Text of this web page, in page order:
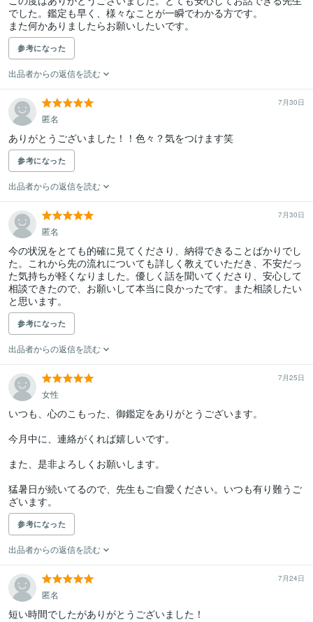
でした。鑑定も早く、様々なことが一瞬でわかる方です。
また何かありましたらお願いしたいです。
参考になった
出品者からの返信を読む
7月30日
匿名
ありがとうございました！！色々？気をつけます笑
参考になった
出品者からの返信を読む
7月30日
匿名
今の状況をとても的確に見てくださり、納得できることばかりでし
た。これから先の流れについても詳しく教えていただき、不安だっ
た気持ちが軽くなりました。優しく話を聞いてくださり、安心して
相談できたので、お願いして本当に良かったです。また相談したい
と思います。
参考になった
出品者からの返信を読む
7月25日
女性
いつも、心のこもった、御鑑定をありがとうございます。
今月中に、連絡がくれば嬉しいです。
また、是非よろしくお願いします。
猛暑日が続いてるので、先生もご自愛ください。いつも有り難うご
ざいます。
参考になった
出品者からの返信を読む
7月24日
匿名
短い時間でしたがありがとうございました！